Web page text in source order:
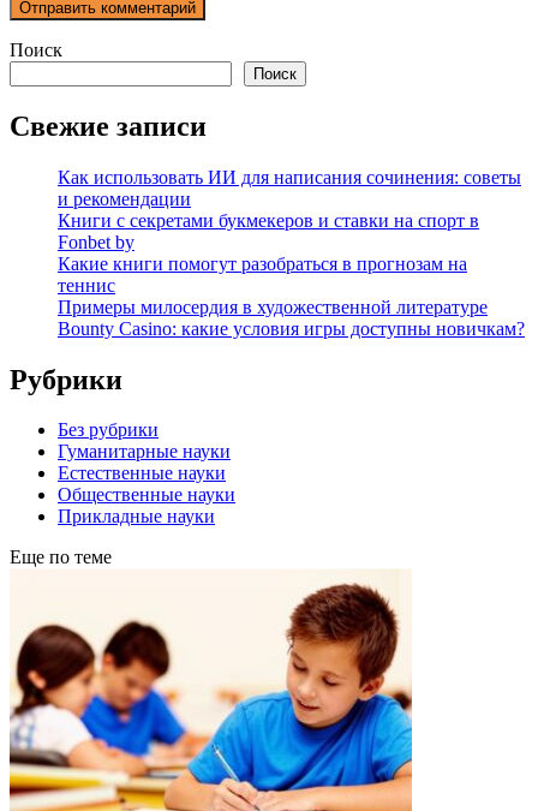
Поиск
Поиск
Свежие записи
Как использовать ИИ для написания сочинения: советы
и рекомендации
Книги с секретами букмекеров и ставки на спорт в
Fonbet by
Какие книги помогут разобраться в прогнозам на
теннис
Примеры милосердия в художественной литературе
Bounty Casino: какие условия игры доступны новичкам?
Рубрики
Без рубрики
Гуманитарные науки
Естественные науки
Общественные науки
Прикладные науки
Еще по теме